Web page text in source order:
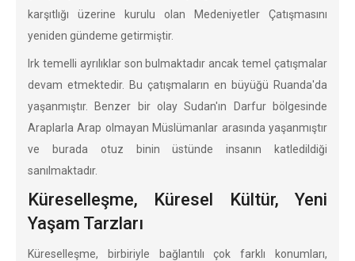
karşıtlığı üzerine kurulu olan Medeniyetler Çatışmasını
yeniden gündeme getirmiştir.
Irk temelli ayrılıklar son bulmaktadır ancak temel çatışmalar
devam etmektedir. Bu çatışmaların en büyüğü Ruanda'da
yaşanmıştır. Benzer bir olay Sudan'ın Darfur bölgesinde
Araplarla Arap olmayan Müslümanlar arasında yaşanmıştır
ve burada otuz binin üstünde insanın katledildiği
sanılmaktadır.
Küreselleşme, Küresel Kültür, Yeni
Yaşam Tarzları
Küreselleşme, birbiriyle bağlantılı çok farklı konumları,